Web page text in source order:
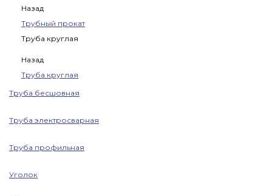
Назад
Трубный прокат
Труба круглая
Назад
Труба круглая
Труба бесшовная
Труба электросварная
Труба профильная
Уголок